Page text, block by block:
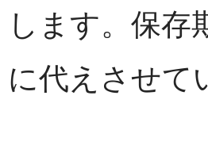
します。保存
に代えさせて